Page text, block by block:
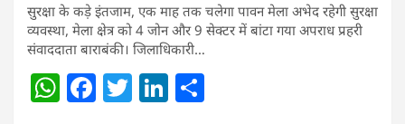
सुरक्षा के कड़े इंतजाम, एक माह तक चलेगा पावन मेला अभेद रहेगी सुरक्षा
व्यवस्था, मेला क्षेत्र को 4 जोन और 9 सेक्टर में बांटा गया अपराध प्रहरी
संवाददाता बाराबंकी। जिलाधिकारी…
W F T Li